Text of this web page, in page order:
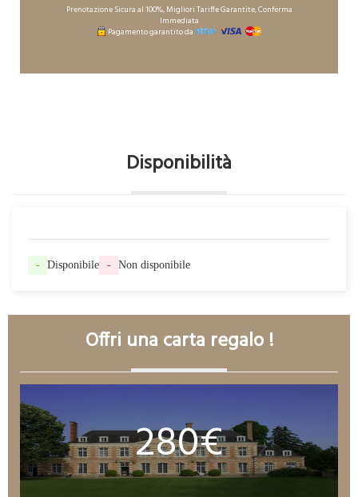
Prenotazione Sicura al 100%, Migliori Tariffe Garantite, Conferma
Immediata
Pagamento garantito da
Disponibilità
- Disponibile - Non disponibile
Offri una carta regalo !
280€